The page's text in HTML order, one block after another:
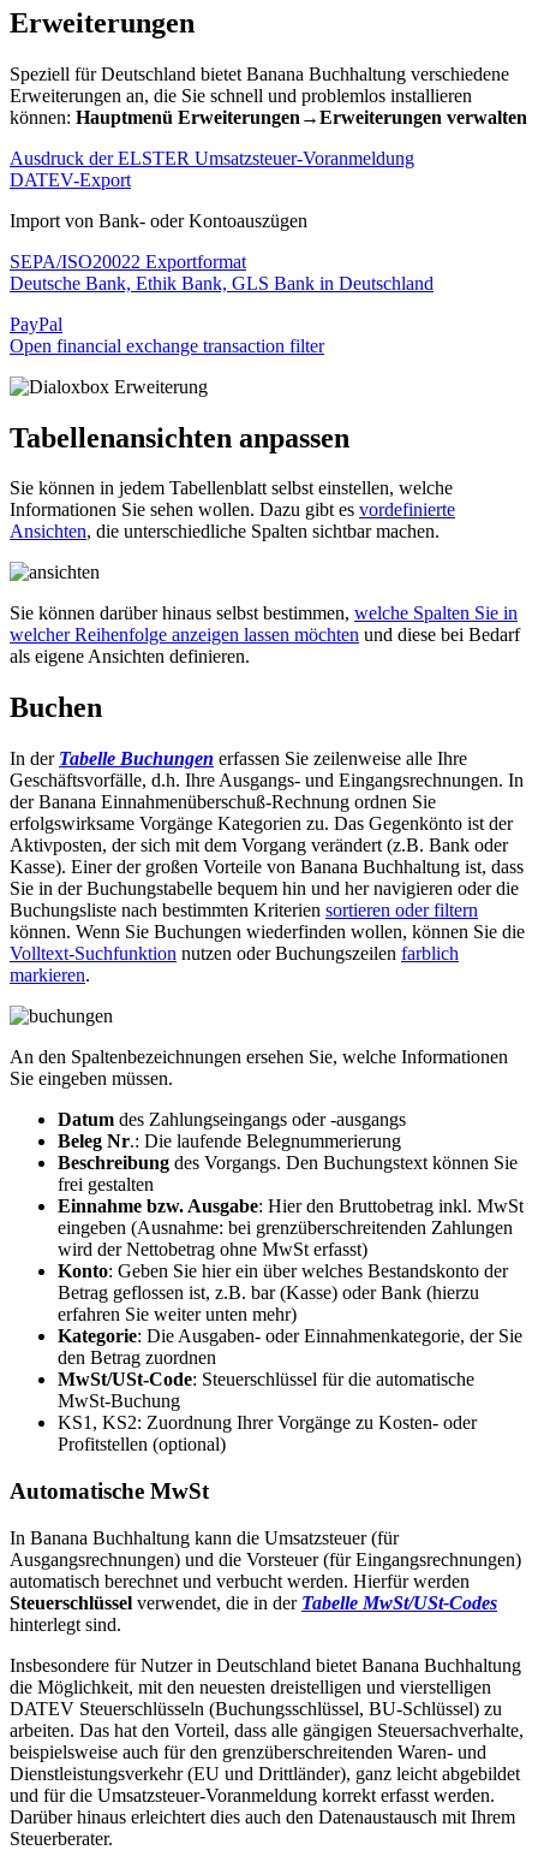
Erweiterungen
Speziell für Deutschland bietet Banana Buchhaltung verschiedene
Erweiterungen an, die Sie schnell und problemlos installieren
können: Hauptmenü Erweiterungen→Erweiterungen verwalten
Ausdruck der ELSTER Umsatzsteuer-Voranmeldung
DATEV-Export
Import von Bank- oder Kontoauszügen
SEPA/ISO20022 Exportformat
Deutsche Bank, Ethik Bank, GLS Bank in Deutschland
PayPal
Open financial exchange transaction filter
Tabellenansichten anpassen
Sie können in jedem Tabellenblatt selbst einstellen, welche
Informationen Sie sehen wollen. Dazu gibt es vordefinierte
Ansichten, die unterschiedliche Spalten sichtbar machen.
Sie können darüber hinaus selbst bestimmen, welche Spalten Sie in
welcher Reihenfolge anzeigen lassen möchten und diese bei Bedarf
als eigene Ansichten definieren.
Buchen
In der Tabelle Buchungen erfassen Sie zeilenweise alle Ihre
Geschäftsvorfälle, d.h. Ihre Ausgangs- und Eingangsrechnungen. In
der Banana Einnahmenüberschuß-Rechnung ordnen Sie
erfolgswirksame Vorgänge Kategorien zu. Das Gegenkönto ist der
Aktivposten, der sich mit dem Vorgang verändert (z.B. Bank oder
Kasse). Einer der großen Vorteile von Banana Buchhaltung ist, dass
Sie in der Buchungstabelle bequem hin und her navigieren oder die
Buchungsliste nach bestimmten Kriterien sortieren oder filtern
können. Wenn Sie Buchungen wiederfinden wollen, können Sie die
Volltext-Suchfunktion nutzen oder Buchungszeilen farblich
markieren.
An den Spaltenbezeichnungen ersehen Sie, welche Informationen
Sie eingeben müssen.
Datum des Zahlungseingangs oder -ausgangs
Beleg Nr.: Die laufende Belegnummerierung
Beschreibung des Vorgangs. Den Buchungstext können Sie
frei gestalten
Einnahme bzw. Ausgabe: Hier den Bruttobetrag inkl. MwSt
eingeben (Ausnahme: bei grenzüberschreitenden Zahlungen
wird der Nettobetrag ohne MwSt erfasst)
Konto: Geben Sie hier ein über welches Bestandskonto der
Betrag geflossen ist, z.B. bar (Kasse) oder Bank (hierzu
erfahren Sie weiter unten mehr)
Kategorie: Die Ausgaben- oder Einnahmenkategorie, der Sie
den Betrag zuordnen
MwSt/USt-Code: Steuerschlüssel für die automatische
MwSt-Buchung
KS1, KS2: Zuordnung Ihrer Vorgänge zu Kosten- oder
Profitstellen (optional)
Automatische MwSt
In Banana Buchhaltung kann die Umsatzsteuer (für
Ausgangsrechnungen) und die Vorsteuer (für Eingangsrechnungen)
automatisch berechnet und verbucht werden. Hierfür werden
Steuerschlüssel verwendet, die in der Tabelle MwSt/USt-Codes
hinterlegt sind.
Insbesondere für Nutzer in Deutschland bietet Banana Buchhaltung
die Möglichkeit, mit den neuesten dreistelligen und vierstelligen
DATEV Steuerschlüsseln (Buchungsschlüssel, BU-Schlüssel) zu
arbeiten. Das hat den Vorteil, dass alle gängigen Steuersachverhalte,
beispielsweise auch für den grenzüberschreitenden Waren- und
Dienstleistungsverkehr (EU und Drittländer), ganz leicht abgebildet
und für die Umsatzsteuer-Voranmeldung korrekt erfasst werden.
Darüber hinaus erleichtert dies auch den Datenaustausch mit Ihrem
Steuerberater.